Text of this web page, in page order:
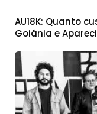
AU18K: Quanto
Goiânia e